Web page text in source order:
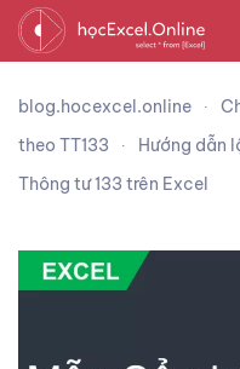
blog.hocexcel.online
theo TT133
Hướng dẫn
Thông tư 133 trên Excel